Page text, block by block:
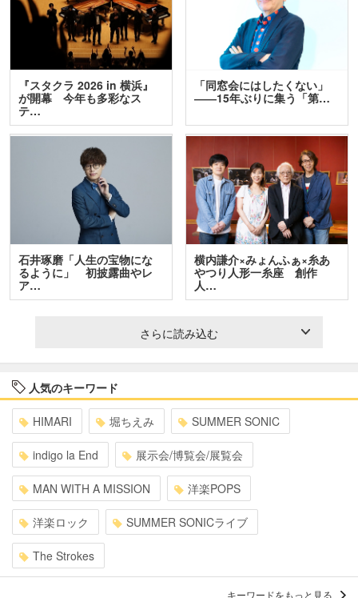
『スタクラ 2026 in 横浜』
が開幕 今年も多彩なス
テ…
「同窓会にはしたくない」
――15年ぶりに集う「第…
石井琢磨「人生の宝物にな
るように」 初披露曲やレ
ア…
横内謙介×みょんふぁ×糸あ
やつり人形一糸座 創作
人…
さらに読み込む
人気のキーワード
HIMARI 堀ちえみ SUMMER SONIC
indigo la End 展示会/博覧会/展覧会
MAN WITH A MISSION 洋楽POPS
洋楽ロック SUMMER SONICライブ
The Strokes
キーワードをもっと見る